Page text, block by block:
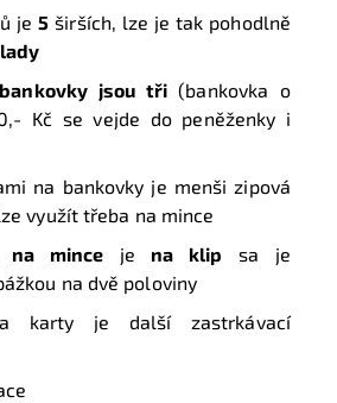
je5 širších, lze je tak pohodlně
jsou tři(bankovka o
Kč se vejde do peněženky i
na bankovky je menši zipová
využít třeba na mince
na mince je na klip sa je
na dvě poloviny
karty je další zastrkávací